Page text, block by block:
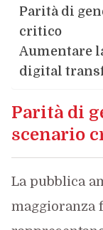
Parità di
critico
Aumentare
digital
Parità di
scenario
La pubblica
maggioranza